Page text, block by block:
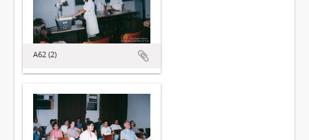
A62 (2)